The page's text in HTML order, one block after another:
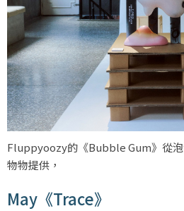
Fluppyoozy的《Bubble Gum》從
物物提供，
May《Trace》